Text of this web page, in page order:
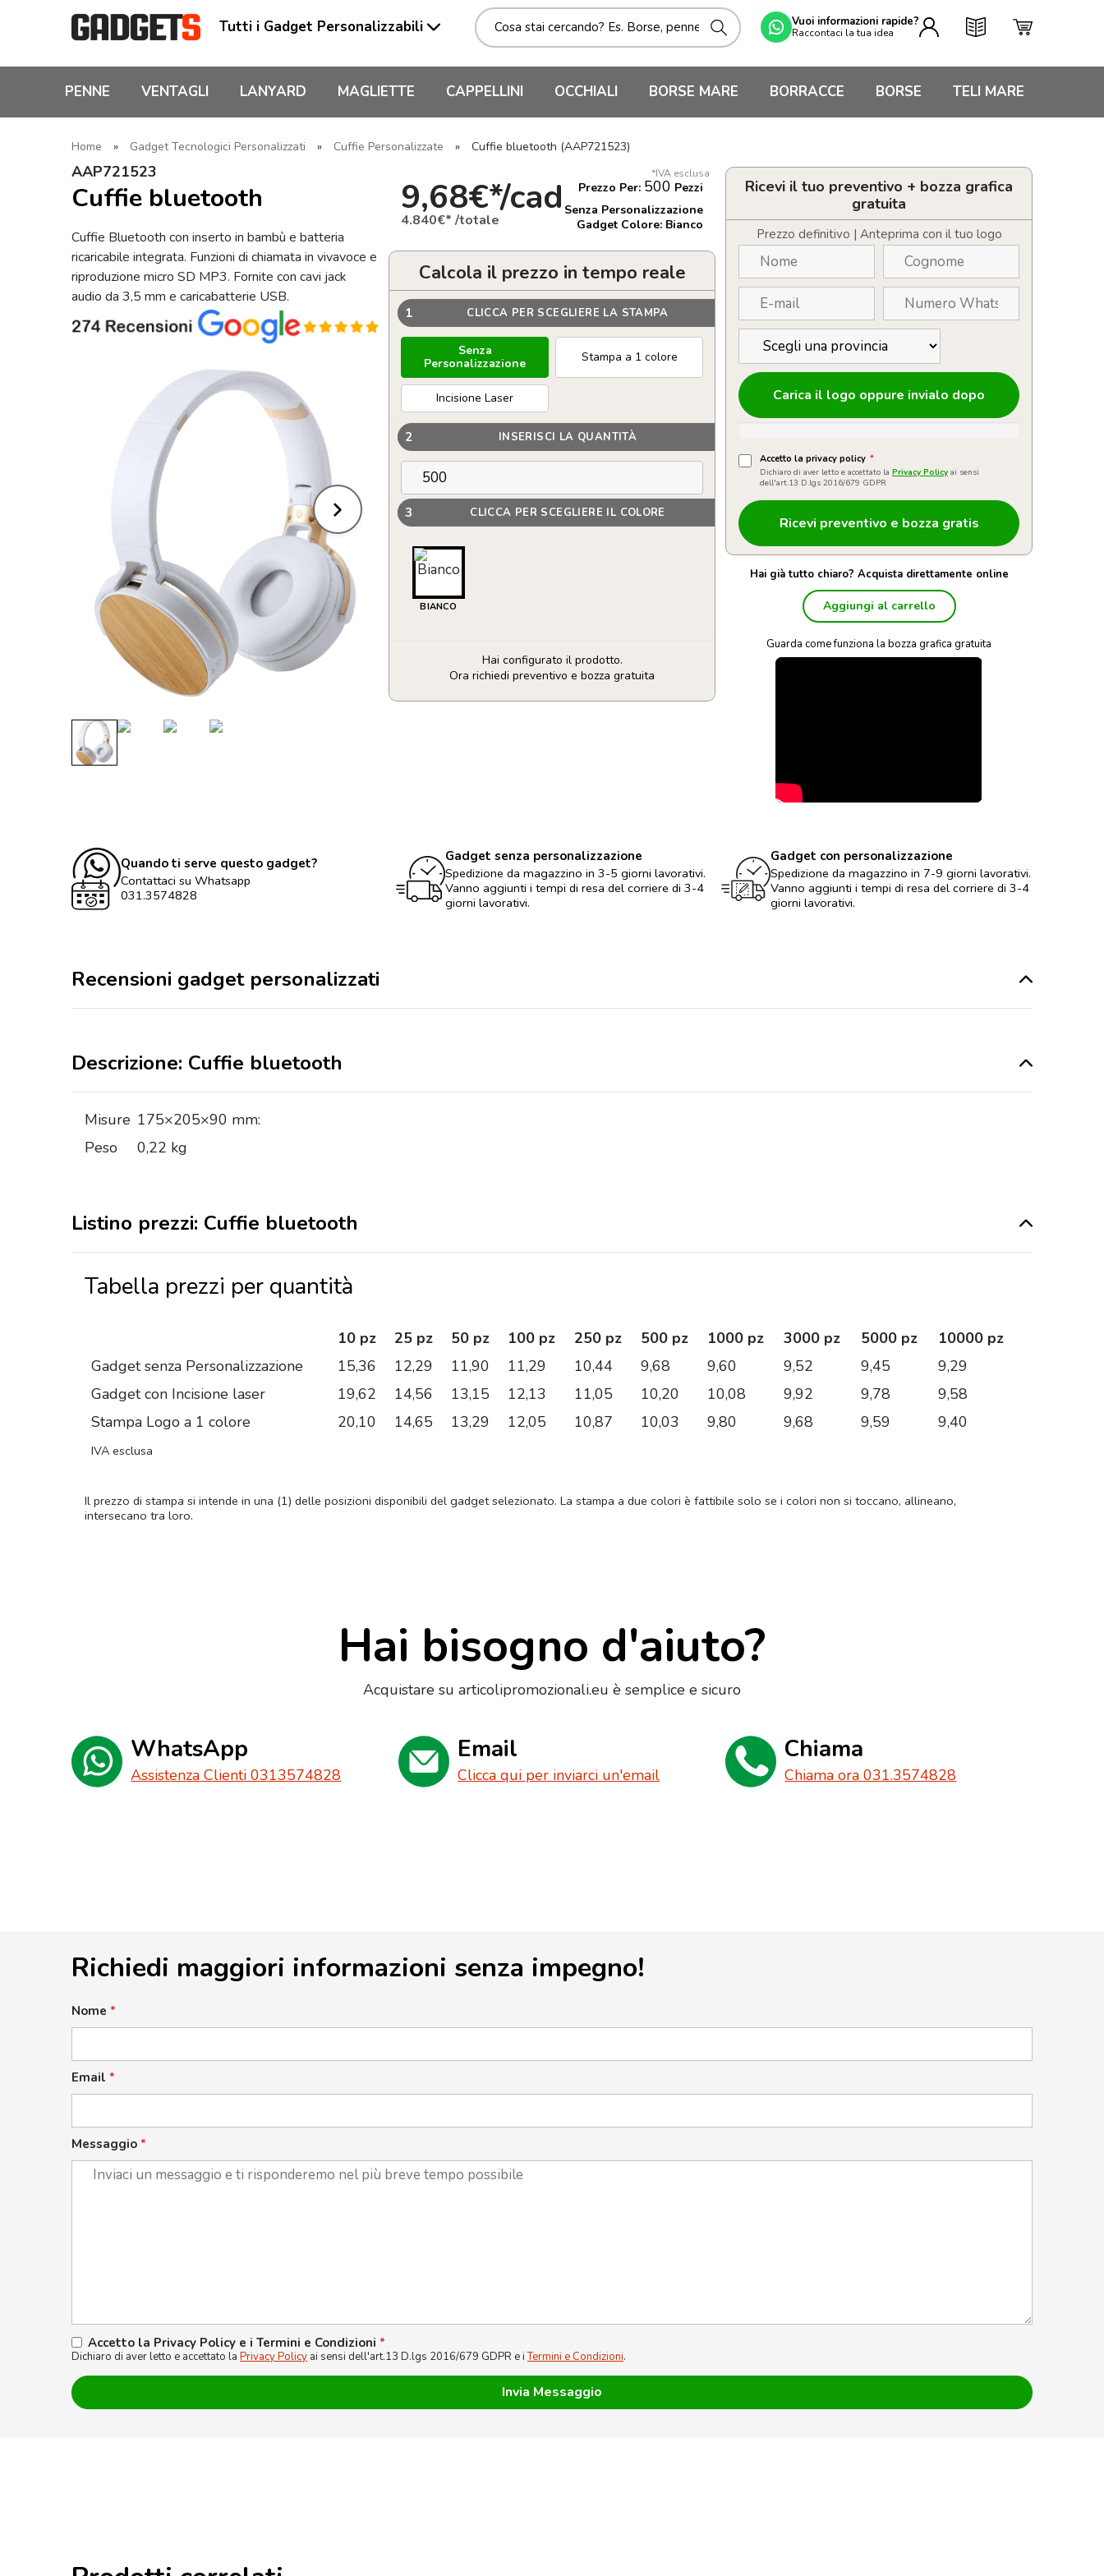
Tutti i Gadget Personalizzabili Vuoi informazioni rapide?
Raccontaci la tua idea
PENNE VENTAGLI LANYARD MAGLIETTE CAPPELLINI OCCHIALI BORSE MARE BORRACCE BORSE TELI MARE
Home » Gadget Tecnologici Personalizzati » Cuffie Personalizzate » Cuffie bluetooth (AAP721523)
AAP721523
Cuffie bluetooth
Cuffie Bluetooth con inserto in bambù e batteria
ricaricabile integrata. Funzioni di chiamata in vivavoce e
riproduzione micro SD MP3. Fornite con cavi jack
audio da 3,5 mm e caricabatterie USB.
*IVA esclusa
9,68€*/cad
4.840€* /totale
Prezzo Per: 500 Pezzi
Senza Personalizzazione
Gadget Colore: Bianco
Calcola il prezzo in tempo reale
1 CLICCA PER SCEGLIERE LA STAMPA
Senza
Personalizzazione
Stampa a 1 colore
Incisione Laser
2 INSERISCI LA QUANTITÀ
3 CLICCA PER SCEGLIERE IL COLORE
BIANCO
Hai configurato il prodotto.
Ora richiedi preventivo e bozza gratuita
Cuffie
Ricevi il tuo preventivo + bozza grafica
gratuita
Prezzo definitivo | Anteprima con il tuo logo
Carica il logo oppure invialo dopo
Accetto la privacy policy *
Dichiaro di aver letto e accettato la Privacy Policy ai sensi
dell'art.13 D.lgs 2016/679 GDPR
Hai già tutto chiaro? Acquista direttamente online
Aggiungi al carrello
Guarda come funziona la bozza grafica gratuita
Quando ti serve questo gadget?
Contattaci su Whatsapp
031.3574828
Gadget senza personalizzazione
Spedizione da magazzino in 3-5 giorni lavorativi.
Vanno aggiunti i tempi di resa del corriere di 3-4
giorni lavorativi.
Gadget con personalizzazione
Spedizione da magazzino in 7-9 giorni lavorativi.
Vanno aggiunti i tempi di resa del corriere di 3-4
giorni lavorativi.
Recensioni gadget personalizzati
Descrizione: Cuffie bluetooth
Misure 175×205×90 mm:
Peso
0,22 kg
Listino prezzi: Cuffie bluetooth
Tabella prezzi per quantità
10 pz 25 pz 50 pz 100 pz 250 pz 500 pz 1000 pz 3000 pz 5000 pz
10000 pz
Gadget senza Personalizzazione
15,36 12,29 11,90 11,29 10,44 9,68 9,60 9,52 9,45
9,29
Gadget con Incisione laser
19,62 14,56 13,15 12,13 11,05 10,20 10,08 9,92 9,78
9,58
Stampa Logo a 1 colore
20,10 14,65 13,29 12,05 10,87 10,03 9,80 9,68 9,59 9,40
IVA esclusa
Il prezzo di stampa si intende in una (1) delle posizioni disponibili del gadget selezionato. La stampa a due colori è fattibile solo se i colori non si toccano, allineano,
intersecano tra loro.
Hai bisogno d'aiuto?
Acquistare su articolipromozionali.eu è semplice e sicuro
WhatsApp
Assistenza Clienti 0313574828
Email
Clicca qui per inviarci un'email
Chiama
Chiama ora 031.3574828
Richiedi maggiori informazioni senza impegno!
Nome *
Email *
Messaggio *
Accetto la Privacy Policy e i Termini e Condizioni *
Dichiaro di aver letto e accettato la Privacy Policy ai sensi dell'art.13 D.lgs 2016/679 GDPR e iTermini e Condizioni.